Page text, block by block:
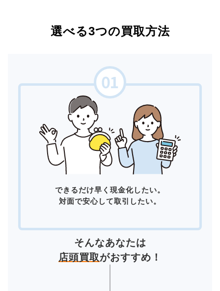
選べる3つの買取方法
できるだけ早く現金化したい。
対面で安心して取引したい。
そんなあなたは
店頭買取がおすすめ！